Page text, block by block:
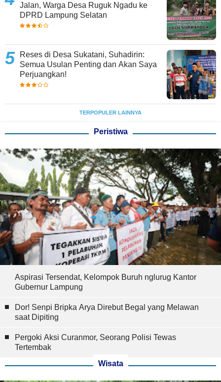
Jalan, Warga Desa Ruguk Ngadu ke
DPRD Lampung Selatan
Reses di Desa Sukatani, Suhadirin:
Semua Usulan Penting dan Akan Saya
Perjuangkan!
TERPOPULER LAINNYA
Peristiwa
Aspirasi Tersendat, Kelompok Buruh nglurug Kantor
Gubernur Lampung
Dor! Senpi Bripka Arya Direbut Begal yang Melawan
saat Dipiting
Pergoki Aksi Curanmor, Seorang Polisi Tewas
Tertembak
Wisata